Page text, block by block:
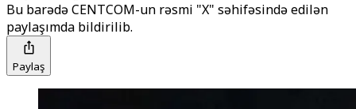
Bu barədə CENTCOM-un rəsmi "X" səhifəsində edilən
paylaşımda bildirilib.
Paylaş